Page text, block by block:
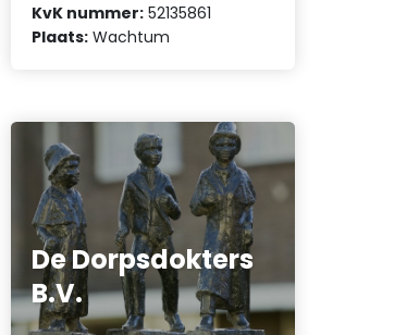
KvK nummer: 52135861
Plaats: Wachtum
De Dorpsdokters
B.V.